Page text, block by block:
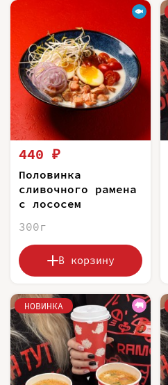
440 ₽
Половинка
сливочного рамена
с лососем
300г
В корзину
НОВИНКА